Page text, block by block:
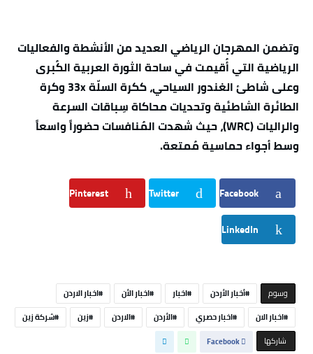
وتضمن المهرجان الرياضي العديد من الأنشطة والفعاليات
الرياضية التي أُقيمت في ساحة الثورة العربية الكُبرى
وعلى شاطئ الغندور السياحي، ككرة السلّة 33x وكرة
الطائرة الشاطئية وتحديات محاكاة سِباقات السرعة
والراليات (WRC)، حيث شهدت المُنافسات حضوراً واسعاً
وسط أجواء حماسية مُمتعة.
Facebook
Twitter
Pinterest
LinkedIn
‫‫‫‫وسوم‬ أخبار الأردن اخبار اخبار الأن
اخبار الاردن
اخبار الان
اخبار حصري الأردن الاردن زين
شركة زين
‫‫ شاركها‬
Facebook